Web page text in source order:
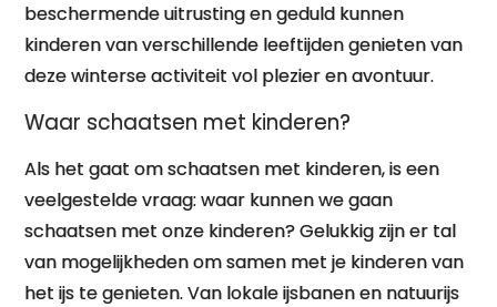
beschermende uitrusting en geduld kunnen
kinderen van verschillende leeftijden genieten van
deze winterse activiteit vol plezier en avontuur.
Waar schaatsen met kinderen?
Als het gaat om schaatsen met kinderen, is een
veelgestelde vraag: waar kunnen we gaan
schaatsen met onze kinderen? Gelukkig zijn er tal
van mogelijkheden om samen met je kinderen van
het ijs te genieten. Van lokale ijsbanen en natuurijs